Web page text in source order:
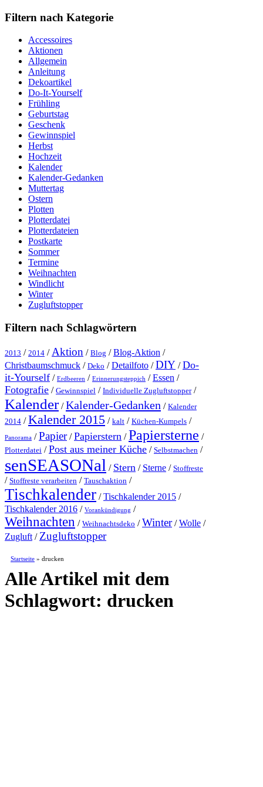
Filtern nach Kategorie
Accessoires
Aktionen
Allgemein
Anleitung
Dekoartikel
Do-It-Yourself
Frühling
Geburtstag
Geschenk
Gewinnspiel
Herbst
Hochzeit
Kalender
Kalender-Gedanken
Muttertag
Ostern
Plotten
Plotterdatei
Plotterdateien
Postkarte
Sommer
Termine
Weihnachten
Windlicht
Winter
Zugluftstopper
Filtern nach Schlagwörtern
2013 / 2014 / Aktion / Blog /Blog-Aktion /
Christbaumschmuck / Deko /Detailfoto /DIY /Do-
it-Yourself / Erdbeeren / Erinnerungsteppich /Essen /
Fotografie / Gewinnspiel / Individuelle Zugluftstopper/
Kalender/Kalender-Gedanken / Kalender
2014 /Kalender 2015 / kalt / Küchen-Kumpels /
Panorama /Papier/Papierstern /Papiersterne /
Plotterdatei /Post aus meiner Küche / Selbstmachen /
senSEASONal / Stern / Sterne / Stoffreste
/ Stoffreste verarbeiten / Tauschaktion /
Tischkalender /Tischkalender 2015 /
Tischkalender 2016 / Vorankündigung /
Weihnachten / Weihnachtsdeko /Winter/Wolle /
Zugluft / Zugluftstopper
Startseite » drucken
Alle Artikel mit dem
Schlagwort: drucken